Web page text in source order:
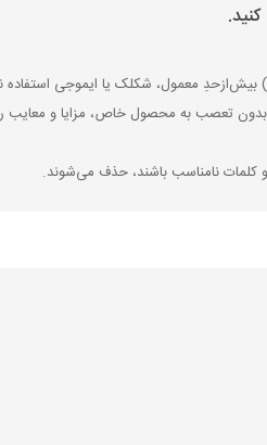
تعصب به محصول خاص، مزایا و معایب
کلمات نامناسب باشند، حذف می‌شوند.